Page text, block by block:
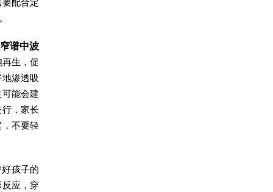
窄谱中波
生，促
渗透吸
能会建
，家长
不要轻
孩子的
应，穿